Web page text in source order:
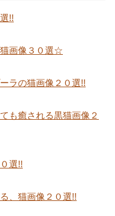
!!
画像３０選☆
ラの猫画像２０選!!
も癒される黒猫画像２
選!!
、猫画像２０選!!